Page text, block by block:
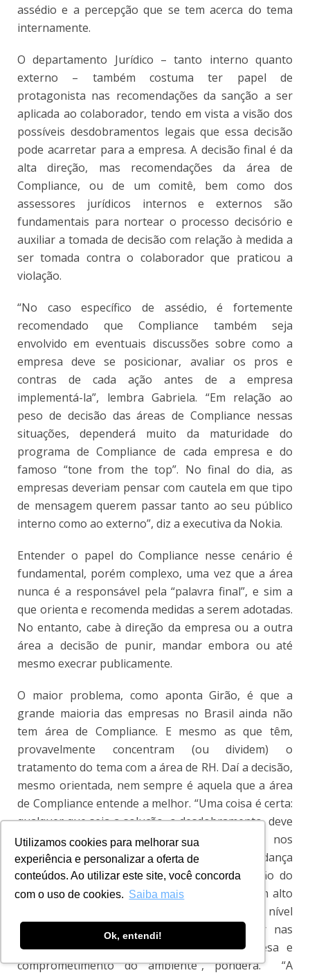
Utilizamos cookies para melhorar sua
experiência e personalizar a oferta de
conteúdos. Ao utilizar este site, você concorda
com o uso de cookies. Saiba mais
Ok, entendi!
assédio e a percepção que se tem acerca do tema
internamente.
O departamento Jurídico – tanto interno quanto
externo – também costuma ter papel de
protagonista nas recomendações da sanção a ser
aplicada ao colaborador, tendo em vista a visão dos
possíveis desdobramentos legais que essa decisão
pode acarretar para a empresa. A decisão final é da
alta direção, mas recomendações da área de
Compliance, ou de um comitê, bem como dos
assessores jurídicos internos e externos são
fundamentais para nortear o processo decisório e
auxiliar a tomada de decisão com relação à medida a
ser tomada contra o colaborador que praticou a
violação.
“No caso específico de assédio, é fortemente
recomendado que Compliance também seja
envolvido em eventuais discussões sobre como a
empresa deve se posicionar, avaliar os pros e
contras de cada ação antes de a empresa
implementá-la”, lembra Gabriela. “Em relação ao
peso de decisão das áreas de Compliance nessas
situações, dependerá muito da maturidade do
programa de Compliance de cada empresa e do
famoso “tone from the top”. No final do dia, as
empresas deveriam pensar com cautela em que tipo
de mensagem querem passar tanto ao seu público
interno como ao externo”, diz a executiva da Nokia.
Entender o papel do Compliance nesse cenário é
fundamental, porém complexo, uma vez que a área
nunca é a responsável pela “palavra final”, e sim a
que orienta e recomenda medidas a serem adotadas.
No entanto, cabe à direção da empresa ou a outra
área a decisão de punir, mandar embora ou até
mesmo execrar publicamente.
O maior problema, como aponta Girão, é que a
grande maioria das empresas no Brasil ainda não
tem área de Compliance. E mesmo as que têm,
provavelmente concentram (ou dividem) o
tratamento do tema com a área de RH. Daí a decisão,
mesmo orientada, nem sempre é aquela que a área
de Compliance entende a melhor. “Uma coisa é certa:
qualquer que seja a solução, o desdobramento, deve
ser único. Deve existir uma uniformização nos
procedimentos e não haver flexibilidade ou mudança
de atitude a depender do cargo ou da posição do
assediador ou da vítima. Se o assediador é um alto
executivo ou um par/colega de mesmo nível
hierárquico da vítima, isso não deve afetar nas
decisões, sob pena de descrédito da empresa e
comprometimento do ambiente”, pondera. “A